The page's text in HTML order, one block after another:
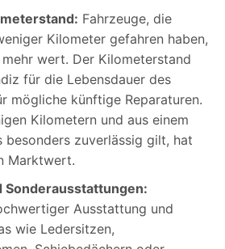
Fahrzeuge, die
Kilometer gefahren haben,
wert. Der Kilometerstand
für die Lebensdauer des
mögliche künftige Reparaturen.
Kilometern und aus einem
besonders zuverlässig gilt, hat
Marktwert.
Sonderausstattungen:
Ausstattung und
wie Ledersitzen,